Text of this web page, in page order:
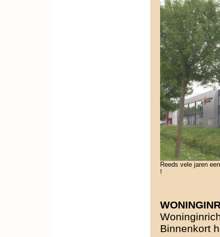
Reeds vele jaren
!
Binnenkort